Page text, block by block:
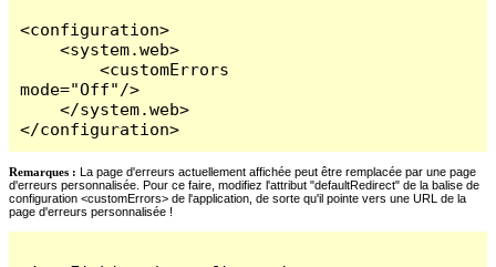
<configuration>
    <system.web>
        <customErrors
mode="Off"/>
    </system.web>
</configuration>
Remarques : La page d'erreurs actuellement affichée peut être remplacée par une page
d'erreurs personnalisée. Pour ce faire, modifiez l'attribut "defaultRedirect" de la balise de
configuration <customErrors> de l'application, de sorte qu'il pointe vers une URL de la
page d'erreurs personnalisée !